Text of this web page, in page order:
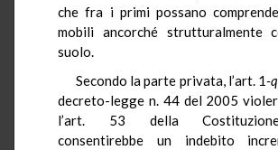
che fra i primi possano
mobili ancorché strutturalmente
suolo.
Secondo la parte privata, l’art. 1-
decreto-legge n. 44 del 2005
l’art. 53 della
consentirebbe un indebito